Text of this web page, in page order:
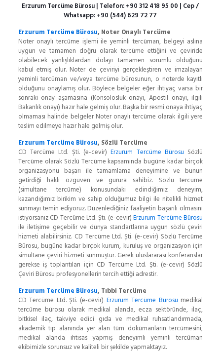
Erzurum Tercüme Bürosu| Telefon:+90 312 418 95 00 | Cep /
Whatsapp:+90 (544) 629 72 77
Erzurum Tercüme Bürosu, Noter Onaylı Tercüme
Noter onaylı tercüme işlemi ile yeminli tercüman, belgeyi aslına
uygun ve tamamen doğru olarak tercüme ettiğini ve çeviride
olabilecek yanlışlıklardan dolayı tamamen sorumlu olduğunu
kabul etmiş olur. Noter de çeviriyi gerçekleştiren ve imzalayan
yeminli tercüman ve/veya tercüme bürosunun, o noterde kayıtlı
olduğunu onaylamış olur. Böylece belgeler eğer ihtiyaç varsa bir
sonraki onay aşamasına (Konsolosluk onayı, Apostil onayı, ilgili
Bakanlık onayı) hazır hale gelmiş olur. Başka bir resmi onaya ihtiyaç
olmaması halinde belgeler Noter onaylı tercüme olarak ilgili yere
teslim edilmeye hazır hale gelmiş olur.
Erzurum Tercüme Bürosu, Sözlü Tercüme
CD Tercüme Ltd. Şti. (e-cevir)Erzurum Tercüme Bürosu Sözlü
Tercüme olarak Sözlü Tercüme kapsamında bugüne kadar birçok
organizasyonu başarı ile tamamlama deneyimine ve bunun
getirdiği haklı özgüven ve gurura sahibiz. Sözlü tercüme
(simultane tercüme) konusundaki edindiğimiz deneyim,
kazandığımız birikim ve sahip olduğumuz bilgi ile nitelikli hizmet
sunmayı temin ediyoruz. Düzenlediğiniz faaliyetin başarılı olmasını
istiyorsanız CD Tercüme Ltd. Şti. (e-cevir)Erzurum Tercüme Bürosu
ile iletişime geçebilir ve dünya standartlarına uygun sözlü çeviri
hizmeti alabilirsiniz. CD Tercüme Ltd. Şti. (e-cevir) Sözlü Tercüme
Bürosu, bugüne kadar birçok kurum, kuruluş ve organizasyon için
simultane çeviri hizmeti sunmuştur. Gerek uluslararası konferanslar
gerekse iş toplantıları için CD Tercüme Ltd. Şti. (e-cevir) Sözlü
Çeviri Bürosu profesyonellerin tercih ettiği adrestir.
Erzurum Tercüme Bürosu, Tıbbi Tercüme
CD Tercüme Ltd. Şti. (e-cevir) Erzurum Tercüme Bürosu medikal
tercüme bürosu olarak medikal alanda, ecza sektöründe, ilaç,
bitkisel ilaç, takviye edici gıda ve medikal ruhsatlandırmada,
akademik tıp alanında yer alan tüm dokümanların tercümesini,
medikal alanda ihtisas yapmış deneyimli yeminli tercüman
ekibimizle sorunsuz ve kaliteli bir şekilde yapmaktayız.